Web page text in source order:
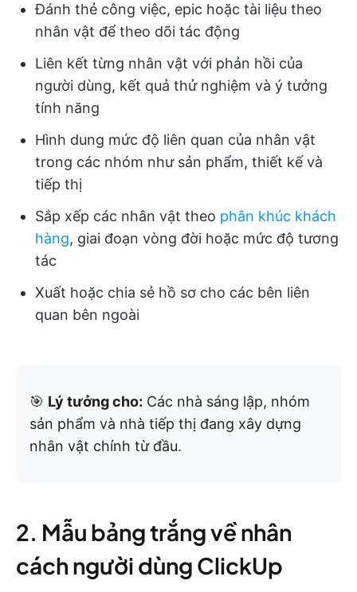
Đánh thẻ công việc, epic hoặc tài liệu theo
nhân vật để theo dõi tác động
Liên kết từng nhân vật với phản hồi của
người dùng, kết quả thử nghiệm và ý tưởng
tính năng
Hình dung mức độ liên quan của nhân vật
trong các nhóm như sản phẩm, thiết kế và
tiếp thị
Sắp xếp các nhân vật theo phân khúc khách
hàng, giai đoạn vòng đời hoặc mức độ tương
tác
Xuất hoặc chia sẻ hồ sơ cho các bên liên
quan bên ngoài
🎯 Lý tưởng cho: Các nhà sáng lập, nhóm
sản phẩm và nhà tiếp thị đang xây dựng
nhân vật chính từ đầu.
2. Mẫu bảng trắng về nhân
cách người dùng ClickUp